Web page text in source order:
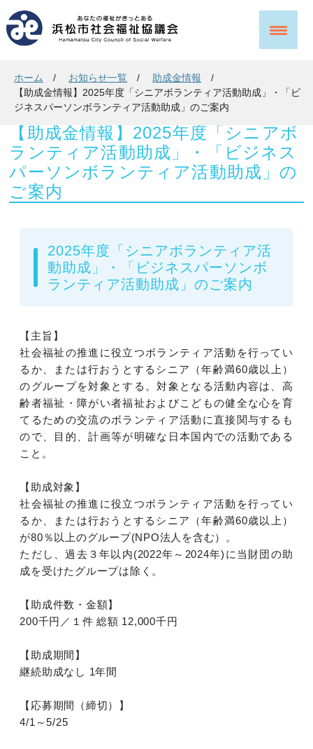
ホーム お知らせ一覧
助成金情報
【助成金情報】2025年度「シニアボランティア活動助成」・「ビ
ジネスパーソンボランティア活動助成」のご案内
【助成金情報】2025年度「シニアボ
ランティア活動助成」・「ビジネス
パーソンボランティア活動助成」の
ご案内
2025年度「シニアボランティア活
動助成」・「ビジネスパーソンボ
ランティア活動助成」のご案内
【主旨】
社会福祉の推進に役立つボランティア活動を行ってい
るか、または行おうとするシニア（年齢満60歳以上）
のグループを対象とする。対象となる活動内容は、高
齢者福祉・障がい者福祉およびこどもの健全な心を育
てるための交流のボランティア活動に直接関与するも
ので、目的、計画等が明確な日本国内での活動である
こと。
【助成対象】
社会福祉の推進に役立つボランティア活動を行ってい
るか、または行おうとするシニア（年齢満60歳以上）
が80％以上のグループ(NPO法人を含む）。
ただし、過去３年以内(2022年～2024年)に当財団の助
成を受けたグループは除く。
【助成件数・金額】
200千円／１件 総額 12,000千円
【助成期間】
継続助成なし 1年間
【応募期間（締切）】
4/1～5/25